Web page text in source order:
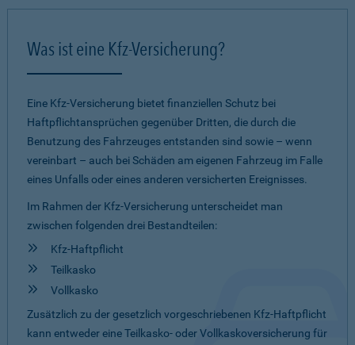
Was ist eine Kfz-Versicherung?
Eine Kfz-Versicherung bietet finanziellen Schutz bei
Haftpflichtansprüchen gegenüber Dritten, die durch die
Benutzung des Fahrzeuges entstanden sind sowie – wenn
vereinbart – auch bei Schäden am eigenen Fahrzeug im Falle
eines Unfalls oder eines anderen versicherten Ereignisses.
Im Rahmen der Kfz-Versicherung unterscheidet man
zwischen folgenden drei Bestandteilen:
Kfz-Haftpflicht
Teilkasko
Vollkasko
Zusätzlich zu der gesetzlich vorgeschriebenen Kfz-Haftpflicht
kann entweder eine Teilkasko- oder Vollkaskoversicherung für